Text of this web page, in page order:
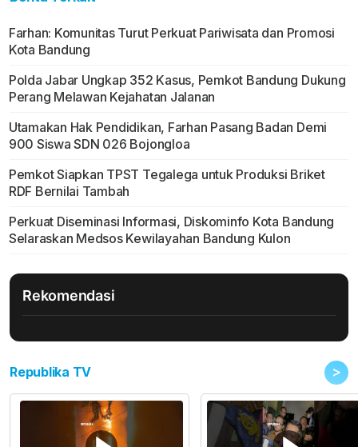
Farhan: Komunitas Turut Perkuat Pariwisata dan Promosi
Kota Bandung
Polda Jabar Ungkap 352 Kasus, Pemkot Bandung Dukung
Perang Melawan Kejahatan Jalanan
Utamakan Hak Pendidikan, Farhan Pasang Badan Demi
900 Siswa SDN 026 Bojongloa
Pemkot Siapkan TPST Tegalega untuk Produksi Briket
RDF Bernilai Tambah
Perkuat Diseminasi Informasi, Diskominfo Kota Bandung
Selaraskan Medsos Kewilayahan Bandung Kulon
Rekomendasi
Republika TV >